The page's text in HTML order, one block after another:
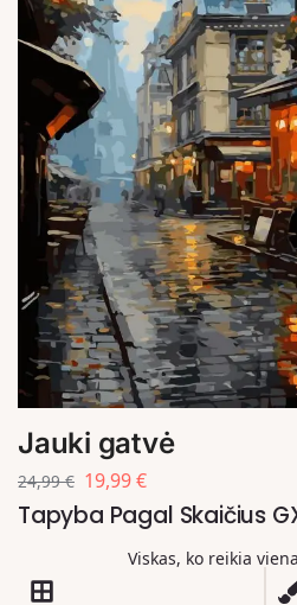
Jauki gatvė
24,99€ 19,99€
Tapyba Pagal Skaičius
Viskas, ko reikia